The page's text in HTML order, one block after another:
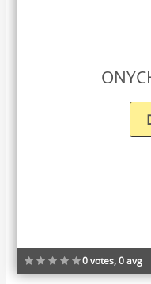
0 votes, 0 avg